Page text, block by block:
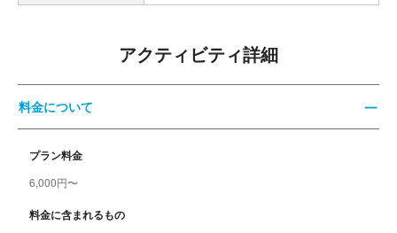
アクティビティ詳細
料金について
プラン料金
6,000円〜
料金に含まれるもの